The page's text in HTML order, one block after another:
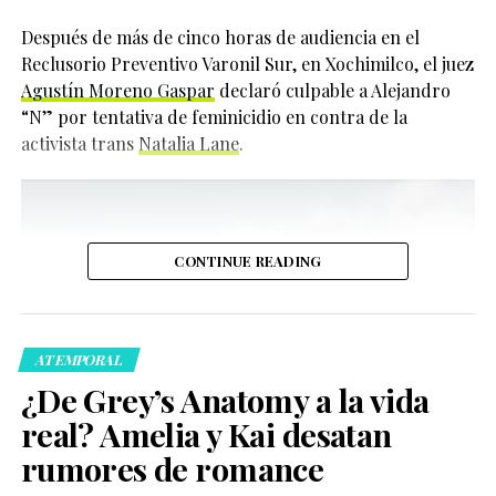
impacto positivo.
“He podido vivir siendo
yo misma durante
mucho tiempo y me
piel. Quiero que otras
personas también
puedan sentir esa
comodidad”, expresó.
Actualmente, Cynthia Erivo también protagoniza una
producción teatral de Draculaen el West End de
Londres, donde interpreta no solo al personaje
principal, sino a otros 22 personajes más, sumando un
3.7k
Compartir
Sin embargo, su historia no fue sencilla. Tierney reveló
Después de más de cinco horas de audiencia en el
Reclusorio Preventivo Varonil Sur, en Xochimilco, el juez
Agustín Moreno Gaspar declaró culpable a Alejandro
“N” por tentativa de feminicidio en contra de la
activista trans Natalia Lane.
CONTINUE READING
ATEMPORAL
¿De Grey’s Anatomy a la vida
real? Amelia y Kai desatan
rumores de romance